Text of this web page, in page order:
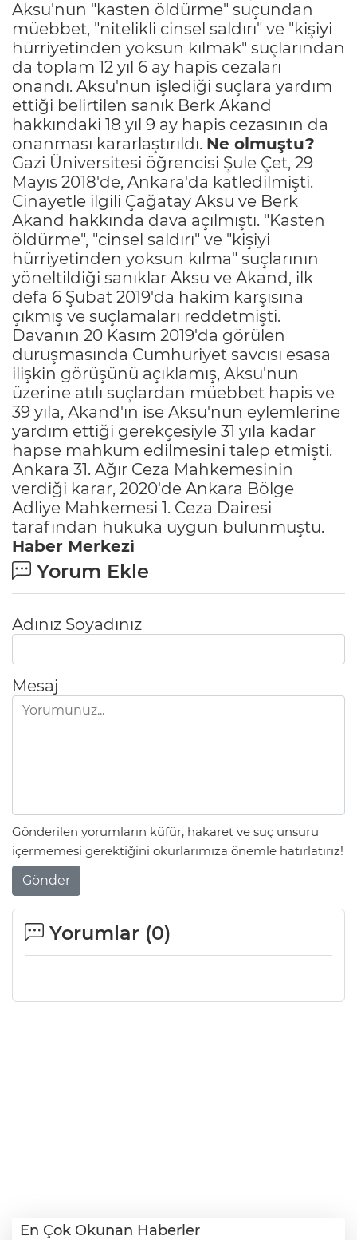
Aksu'nun "kasten öldürme" suçundan
müebbet, "nitelikli cinsel saldırı" ve "kişiyi
hürriyetinden yoksun kılmak" suçlarından
da toplam 12 yıl 6 ay hapis cezaları
onandı. Aksu'nun işlediği suçlara yardım
ettiği belirtilen sanık Berk Akand
hakkındaki 18 yıl 9 ay hapis cezasının da
onanması kararlaştırıldı. Ne olmuştu?
Gazi Üniversitesi öğrencisi Şule Çet, 29
Mayıs 2018'de, Ankara'da katledilmişti.
Cinayetle ilgili Çağatay Aksu ve Berk
Akand hakkında dava açılmıştı. "Kasten
öldürme", "cinsel saldırı" ve "kişiyi
hürriyetinden yoksun kılma" suçlarının
yöneltildiği sanıklar Aksu ve Akand, ilk
defa 6 Şubat 2019'da hakim karşısına
çıkmış ve suçlamaları reddetmişti.
Davanın 20 Kasım 2019'da görülen
duruşmasında Cumhuriyet savcısı esasa
ilişkin görüşünü açıklamış, Aksu'nun
üzerine atılı suçlardan müebbet hapis ve
39 yıla, Akand'ın ise Aksu'nun eylemlerine
yardım ettiği gerekçesiyle 31 yıla kadar
hapse mahkum edilmesini talep etmişti.
Ankara 31. Ağır Ceza Mahkemesinin
verdiği karar, 2020'de Ankara Bölge
Adliye Mahkemesi 1. Ceza Dairesi
tarafından hukuka uygun bulunmuştu.
Haber Merkezi
Yorum Ekle
Adınız Soyadınız
Mesaj
Gönderilen yorumların küfür, hakaret ve suç unsuru
içermemesi gerektiğini okurlarımıza önemle hatırlatırız!
Gönder
Yorumlar (0)
En Çok Okunan Haberler